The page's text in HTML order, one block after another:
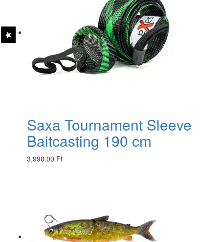
Saxa Tournament Sleeve
Baitcasting 190 cm
3,990.00 Ft